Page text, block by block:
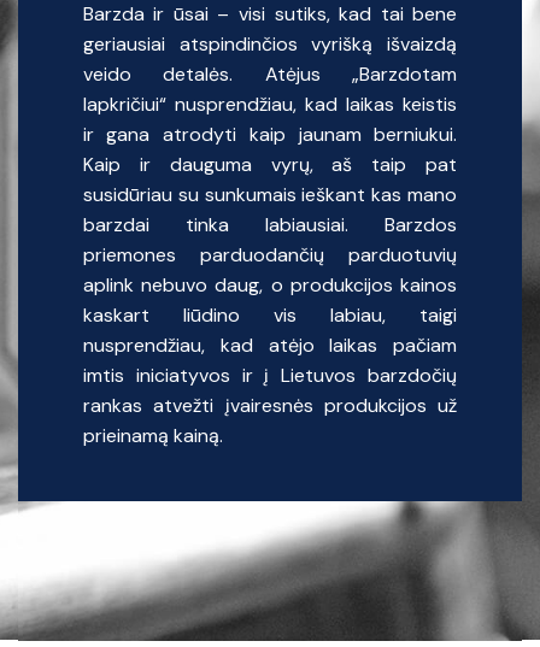
Barzda ir ūsai – visi sutiks, kad tai bene
geriausiai atspindinčios vyrišką išvaizdą
veido detalės. Atėjus „Barzdotam
lapkričiui“ nusprendžiau, kad laikas keistis
ir gana atrodyti kaip jaunam berniukui.
Kaip ir dauguma vyrų, aš taip pat
susidūriau su sunkumais ieškant kas mano
barzdai tinka labiausiai. Barzdos
priemones parduodančių parduotuvių
aplink nebuvo daug, o produkcijos kainos
kaskart liūdino vis labiau, taigi
nusprendžiau, kad atėjo laikas pačiam
imtis iniciatyvos ir į Lietuvos barzdočių
rankas atvežti įvairesnės produkcijos už
prieinamą kainą.